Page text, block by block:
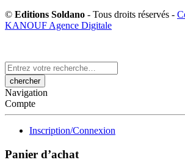
© Editions Soldano - Tous droits réservés -
KANOUF Agence Digitale
Search
here
Navigation
Compte
Inscription/Connexion
Panier d’achat